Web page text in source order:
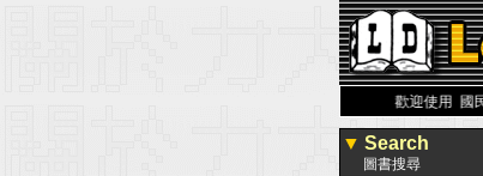
歡迎使用 國民旅遊卡
▼ Search
圖書搜尋